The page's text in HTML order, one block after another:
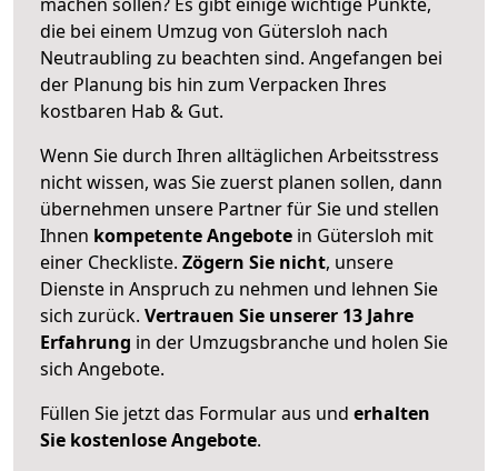
die bei einem Umzug von Gütersloh nach
Neutraubling zu beachten sind. Angefangen bei
der Planung bis hin zum Verpacken Ihres
kostbaren Hab & Gut.
Wenn Sie durch Ihren alltäglichen Arbeitsstress
nicht wissen, was Sie zuerst planen sollen, dann
übernehmen unsere Partner für Sie und stellen
Ihnen kompetente Angebote in Gütersloh mit
einer Checkliste. Zögern Sie nicht, unsere
Dienste in Anspruch zu nehmen und lehnen Sie
sich zurück. Vertrauen Sie unserer 13 Jahre
Erfahrung in der Umzugsbranche und holen Sie
sich Angebote.
Füllen Sie jetzt das Formular aus und erhalten
Sie kostenlose Angebote.